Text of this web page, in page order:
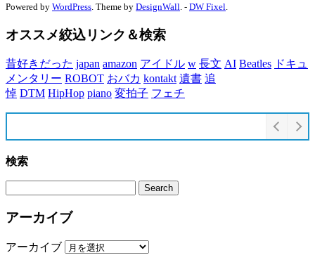
Powered by WordPress . Theme by DesignWall . - DW Fixel
オススメ絞込リンク＆検索
昔好きだった japan amazon アイドル w 長文 AI Beatles ドキュ
メンタリー ROBOT おバカ kontakt 遺書 追
悼 DTM HipHop piano 変拍子 フェチ
検索
アーカイブ
アーカイブ